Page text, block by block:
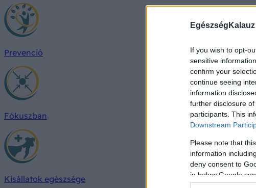
EgészségKalauz
If you wish to opt-
sensitive
confirm your
continue seeing
information
further disclosure
participants. This
Downstream
Please note that
information
deny consent to
in below Google
Prevenció
Fókuszban
Kisállatok egészsége